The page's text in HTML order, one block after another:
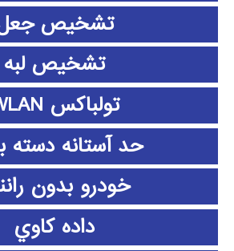
تشخیص
تشخیص لبه
تولباکس WLAN
حد آستانه دسته
خودرو بدون
داده كاوي